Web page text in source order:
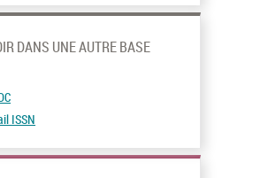
DANS UNE AUTRE BASE
ISSN